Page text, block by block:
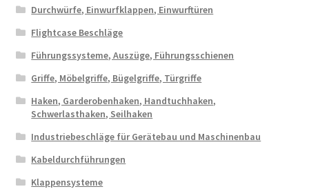
Durchwürfe, Einwurfklappen, Einwurftüren
Flightcase Beschläge
Führungssysteme, Auszüge, Führungsschienen
Griffe, Möbelgriffe, Bügelgriffe, Türgriffe
Haken, Garderobenhaken, Handtuchhaken,
Schwerlasthaken, Seilhaken
Industriebeschläge für Gerätebau und Maschinenbau
Kabeldurchführungen
Klappensysteme